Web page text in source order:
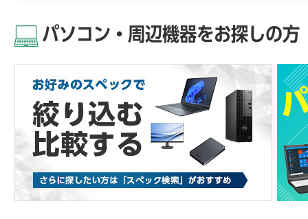
パソコン・周辺機器をお探しの方